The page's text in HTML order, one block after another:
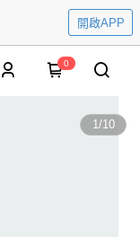
開啟APP
0
1/10